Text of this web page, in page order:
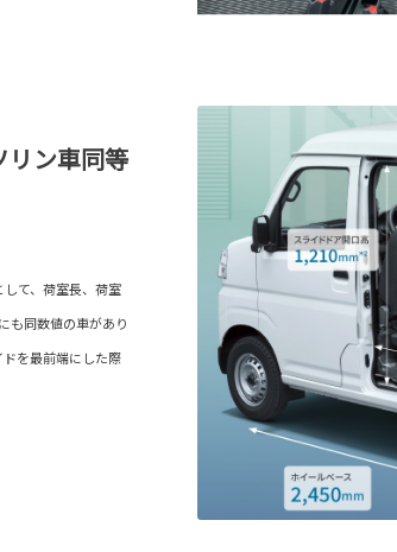
リン車同等
て、荷室長、荷室
も同数値の車があり
を最前端にした際